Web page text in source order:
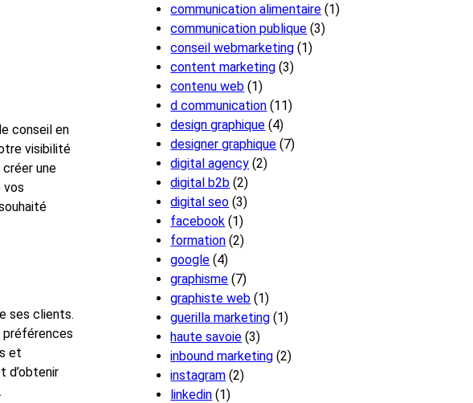
conseil en
visibilité
une
vos
ses clients.
préférences
et
d’obtenir
communication alimentaire (1)
communication publique (3)
conseil webmarketing (1)
content marketing (3)
contenu web (1)
d communication (11)
design graphique (4)
designer graphique (7)
digital agency (2)
digital b2b (2)
digital seo (3)
facebook (1)
formation (2)
google (4)
graphisme (7)
graphiste web (1)
guerilla marketing (1)
haute savoie (3)
inbound marketing (2)
instagram (2)
linkedin (1)